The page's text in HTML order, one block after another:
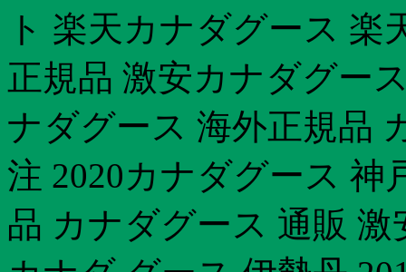
ト 楽天カナダグース
正規品 激安カナダグー
ナダグース 海外正規品
注 2020カナダグース 神
品 カナダグース 通販